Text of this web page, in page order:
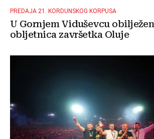
PREDAJA 21. KORDUNSKOG KORPUSA
U Gornjem Viduševcu
obljetnica završetka Oluje